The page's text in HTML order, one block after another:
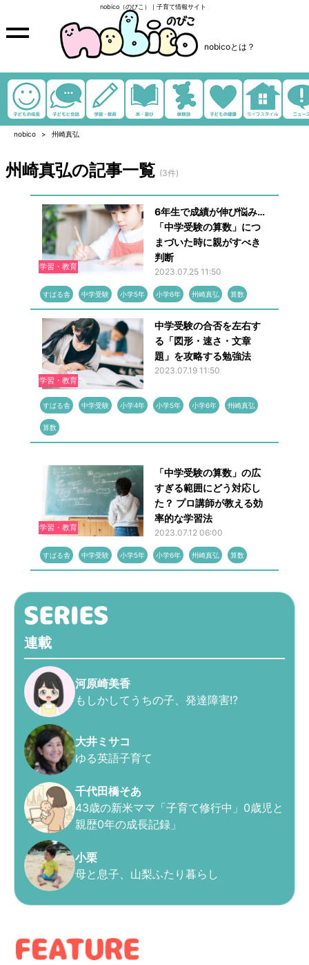
nobico（のびこ）｜子育て情報サイト
nobicoとは？
nobico 州崎真弘
州崎真弘の記事一覧 (3件)
学習・教育
6年生で成績が伸び悩み…
「中学受験の算数」につ
まづいた時に親がすべき
判断
2023.07.25 11:50
すばる舎 中学受験 小学5年 小学6年 州崎真弘 算数
学習・教育
中学受験の合否を左右す
る「図形・速さ・文章
題」を攻略する勉強法
2023.07.19 11:50
すばる舎 中学受験 小学4年 小学5年 小学6年 州崎真弘
算数
学習・教育
「中学受験の算数」の広
すぎる範囲にどう対応し
た？ プロ講師が教える効
率的な学習法
2023.07.12 06:00
すばる舎 中学受験 小学5年 小学6年 州崎真弘 算数
連載
河原崎美香
もしかしてうちの子、発達障害!?
大井ミサコ
ゆる英語子育て
千代田橋そあ
43歳の新米ママ「子育て修行中」0歳児と
親歴0年の成長記録」
小栗
母と息子、山梨ふたり暮らし